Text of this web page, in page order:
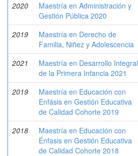
2020
Maestría en Administración y
Gestión Pública 2020
2019
Maestría en Derecho de
Familia, Niñez y Adolescencia
2021
Maestría en Desarrollo Integral
de la Primera Infancia 2021
2019
Maestría en Educación con
Enfásis en Gestión Educativa
de Calidad Cohorte 2019
2018
Maestría en Educación con
Énfasis en Gestión Educativa
de Calidad Cohorte 2018